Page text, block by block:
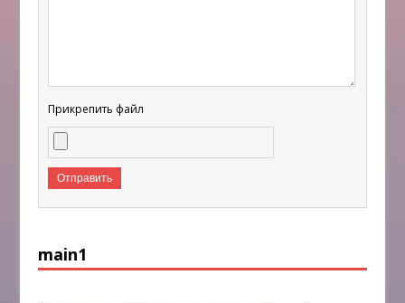
Прикрепить файл
main1